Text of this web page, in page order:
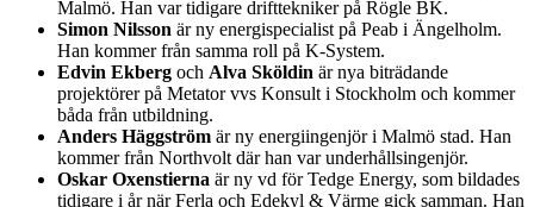
Malmö. Han var tidigare drifttekniker på Rögle BK.
Simon Nilsson är ny energispecialist på Peab i Ängelholm.
Han kommer från samma roll på K-System.
Edvin Ekberg och Alva Sköldin är nya biträdande
projektörer på Metator vvs Konsult i Stockholm och kommer
båda från utbildning.
Anders Häggström är ny energiingenjör i Malmö stad. Han
kommer från Northvolt där han var underhållsingenjör.
Oskar Oxenstierna är ny vd för Tedge Energy, som bildades
tidigare i år när Ferla och Edekyl & Värme gick samman. Han